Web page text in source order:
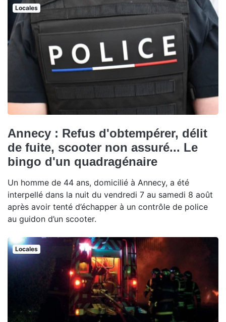
Locales
Annecy : Refus d'obtempérer, délit
de fuite, scooter non assuré... Le
bingo d'un quadragénaire
Un homme de 44 ans, domicilié à Annecy, a été
interpellé dans la nuit du vendredi 7 au samedi 8 août
après avoir tenté d’échapper à un contrôle de police
au guidon d’un scooter.
Locales